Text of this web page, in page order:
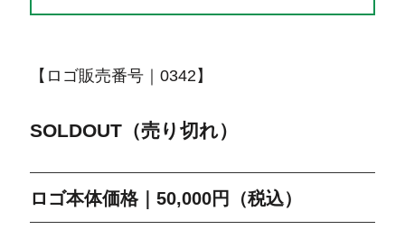
【ロゴ販売番号｜0342】
SOLDOUT（売り切れ）
ロゴ本体価格｜50,000円（税込）